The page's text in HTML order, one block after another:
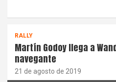
RALLY
Martín Godoy llega a
navegante
21 de agosto de 2019